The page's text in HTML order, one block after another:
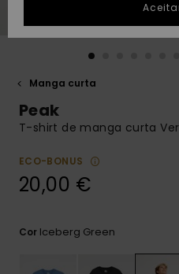
obteres a
resposta
PRESENTE
DESEJO
Manga curta
Peak
T-shirt de manga curta
ECO-BONUS
20,00 €
Cor Iceberg Green